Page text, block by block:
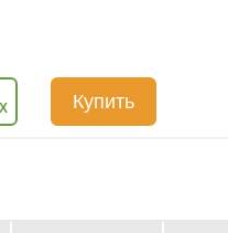
Купить